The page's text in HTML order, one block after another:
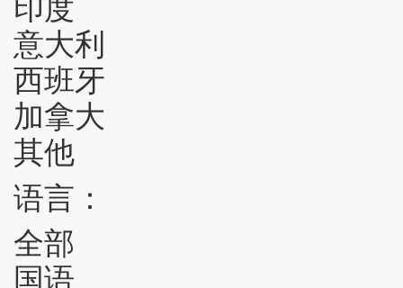
意大利
西班牙
加拿大
其他
语言：
全部
国语